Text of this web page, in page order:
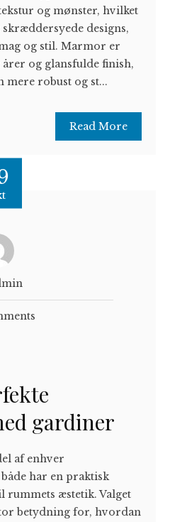
og mønster, hvilket
designs,
og stil. Marmor er
og glansfulde finish,
mere robust og st...
Read More
gardiner
af enhver
har en praktisk
æstetik. Valget
betydning for, hvordan